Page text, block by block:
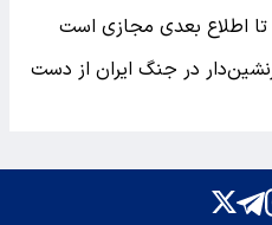
تا اطلاع بعدی مجازی است
سرنشین‌دار در جنگ ایران از دست